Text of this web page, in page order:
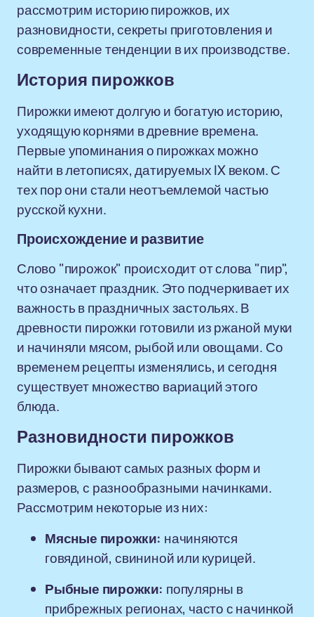
рассмотрим историю пирожков, их
разновидности, секреты приготовления и
современные тенденции в их производстве.
История пирожков
Пирожки имеют долгую и богатую историю,
уходящую корнями в древние времена.
Первые упоминания о пирожках можно
найти в летописях, датируемых IX веком. С
тех пор они стали неотъемлемой частью
русской кухни.
Происхождение и развитие
Слово "пирожок" происходит от слова "пир",
что означает праздник. Это подчеркивает их
важность в праздничных застольях. В
древности пирожки готовили из ржаной муки
и начиняли мясом, рыбой или овощами. Со
временем рецепты изменялись, и сегодня
существует множество вариаций этого
блюда.
Разновидности пирожков
Пирожки бывают самых разных форм и
размеров, с разнообразными начинками.
Рассмотрим некоторые из них:
Мясные пирожки: начиняются
говядиной, свининой или курицей.
Рыбные пирожки: популярны в
прибрежных регионах, часто с начинкой